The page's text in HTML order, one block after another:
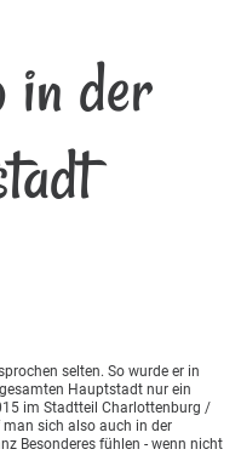
der
selten. So wurde er in
Hauptstadt nur ein
im Stadtteil Charlottenburg /
man sich also auch in der
Besonderes fühlen - wenn nicht